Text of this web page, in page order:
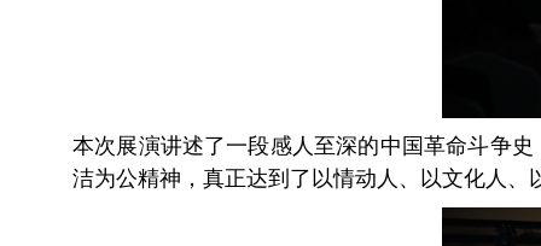
本次展演讲述了一段感人至深的中国革命斗争
洁为公精神，真正达到了以情动人、以文化人